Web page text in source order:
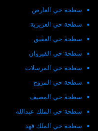
سطحة حي العارض
سطحة حي العزيزية
سطحة حي العقيق
سطحة حي القيروان
سطحة حي المرسلات
سطحة حي المروج
سطحة حي المصيف
سطحة حي الملك عبدالله
سطحة حي الملك فهد